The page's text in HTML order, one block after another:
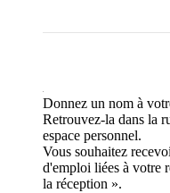
Donnez un nom à
Retrouvez-la dans la
espace personnel.
Vous souhaitez
d'emploi liées à votre
la réception ».